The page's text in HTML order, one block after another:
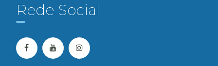
Rede Social